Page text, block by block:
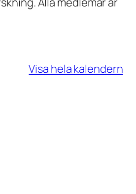
Visa hela kalendern